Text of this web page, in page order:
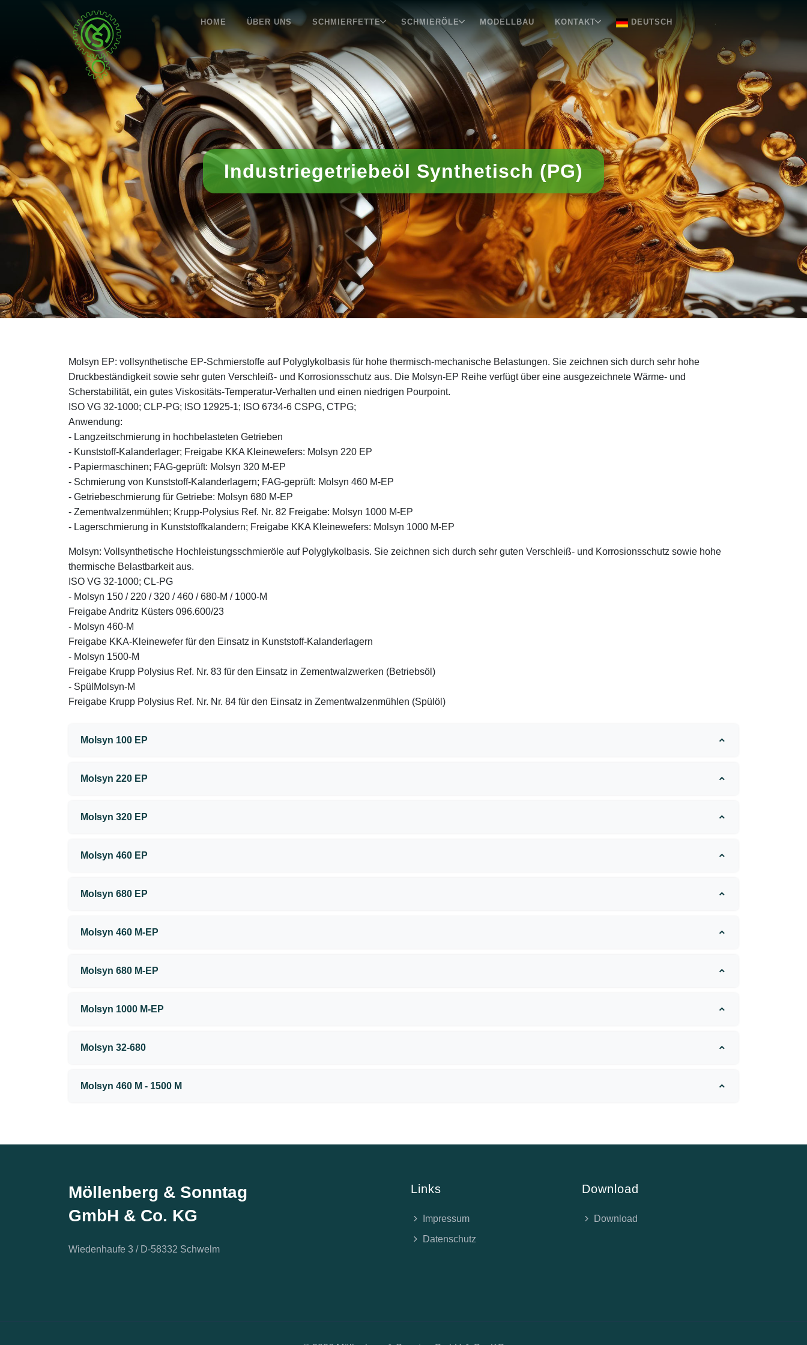
HOME ÜBER UNS SCHMIERFETTE SCHMIERÖLE MODELLBAU KONTAKT DEUTSCH
Industriegetriebeöl Synthetisch (PG)
Molsyn EP: vollsynthetische EP-Schmierstoffe auf Polyglykolbasis für hohe thermisch-mechanische Belastungen. Sie zeichnen sich durch sehr hohe
Druckbeständigkeit sowie sehr guten Verschleiß- und Korrosionsschutz aus. Die Molsyn-EP Reihe verfügt über eine ausgezeichnete Wärme- und
Scherstabilität, ein gutes Viskositäts-Temperatur-Verhalten und einen niedrigen Pourpoint.
ISO VG 32-1000; CLP-PG; ISO 12925-1; ISO 6734-6 CSPG, CTPG;
Anwendung:
- Langzeitschmierung in hochbelasteten Getrieben
- Kunststoff-Kalanderlager; Freigabe KKA Kleinewefers: Molsyn 220 EP
- Papiermaschinen; FAG-geprüft: Molsyn 320 M-EP
- Schmierung von Kunststoff-Kalanderlagern; FAG-geprüft: Molsyn 460 M-EP
- Getriebeschmierung für Getriebe: Molsyn 680 M-EP
- Zementwalzenmühlen; Krupp-Polysius Ref. Nr. 82 Freigabe: Molsyn 1000 M-EP
- Lagerschmierung in Kunststoffkalandern; Freigabe KKA Kleinewefers: Molsyn 1000 M-EP
Molsyn: Vollsynthetische Hochleistungsschmieröle auf Polyglykolbasis. Sie zeichnen sich durch sehr guten Verschleiß- und Korrosionsschutz sowie hohe
thermische Belastbarkeit aus.
ISO VG 32-1000; CL-PG
- Molsyn 150 / 220 / 320 / 460 / 680-M / 1000-M
Freigabe Andritz Küsters 096.600/23
- Molsyn 460-M
Freigabe KKA-Kleinewefer für den Einsatz in Kunststoff-Kalanderlagern
- Molsyn 1500-M
Freigabe Krupp Polysius Ref. Nr. 83 für den Einsatz in Zementwalzwerken (Betriebsöl)
- SpülMolsyn-M
Freigabe Krupp Polysius Ref. Nr. Nr. 84 für den Einsatz in Zementwalzenmühlen (Spülöl)
Molsyn 100 EP
Molsyn 220 EP
Molsyn 320 EP
Molsyn 460 EP
Molsyn 680 EP
Molsyn 460 M-EP
Molsyn 680 M-EP
Molsyn 1000 M-EP
Molsyn 32-680
Molsyn 460 M - 1500 M
Möllenberg & Sonntag
GmbH & Co. KG
Wiedenhaufe 3 / D-58332 Schwelm
Links
Impressum
Datenschutz
Download
Download